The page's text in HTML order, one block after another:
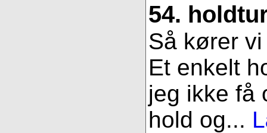
54.
Så kører
Et enkelt
jeg ikke få
hold og...